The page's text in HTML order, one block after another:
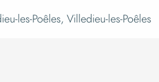
les-Poêles, Villedieu-les-Poêles